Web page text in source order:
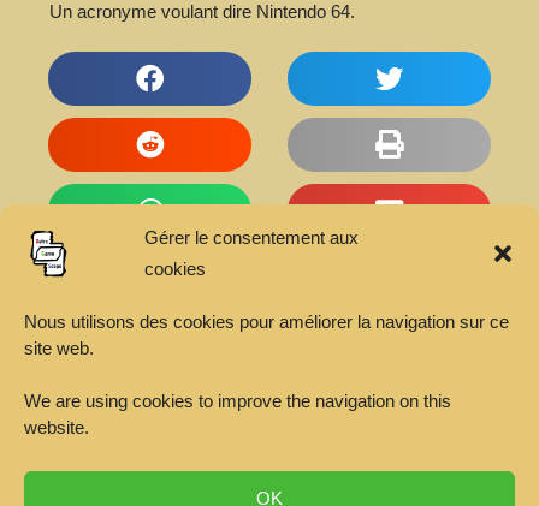
Gérer le consentement aux
cookies
Nous utilisons des cookies pour améliorer la navigation sur ce
site web.
We are using cookies to improve the navigation on this
website.
OK
Un acronyme voulant dire Nintendo 64.